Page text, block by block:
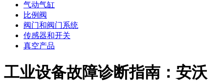
气动气缸
比例阀
阀门和阀门系统
传感器和开关
真空产品
工业设备故障诊断指南：安沃